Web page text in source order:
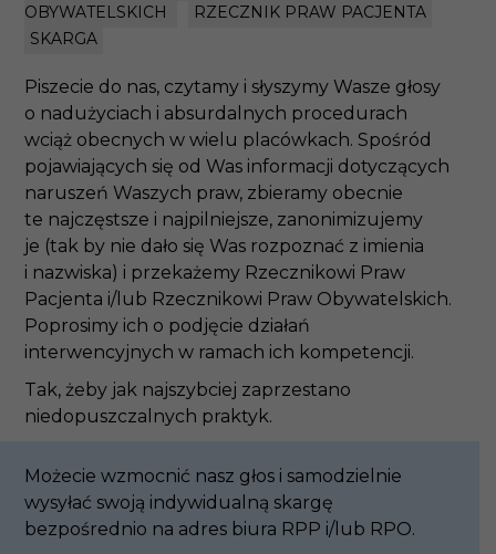
RZECZNIK PRAW PACJENTA
SKARGA
o nadużyciach i absurdalnych procedurach wciąż
obecnych w wielu placówkach. Spośród
pojawiających się od Was informacji dotyczących
naruszeń Waszych praw, zbieramy obecnie
te najczęstsze i najpilniejsze, zanonimizujemy
je (tak by nie dało się Was rozpoznać z imienia
i nazwiska) i przekażemy Rzecznikowi Praw
Pacjenta i/lub Rzecznikowi Praw Obywatelskich.
Poprosimy ich o podjęcie działań interwencyjnych
w ramach ich kompetencji.
niedopuszczalnych praktyk.
wysyłać swoją indywidualną skargę bezpośrednio
na adres biura RPP i/lub RPO.